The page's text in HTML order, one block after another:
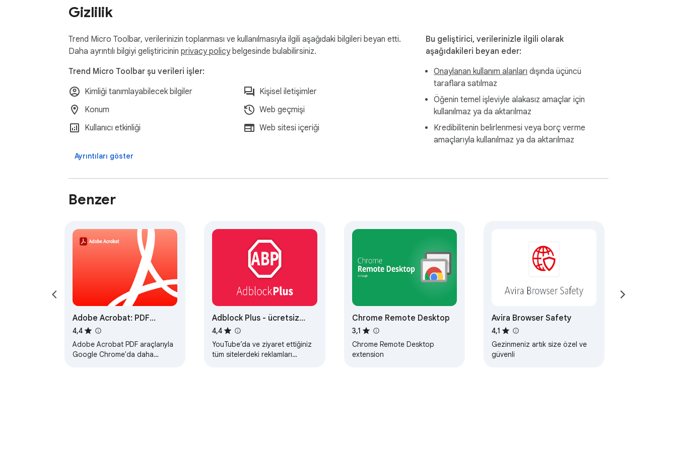
Gizlilik
Trend Micro Toolbar, verilerinizin toplanması ve kullanılmasıyla ilgili aşağıdaki bilgileri beyan etti.
Daha ayrıntılı bilgiyi geliştiricinin privacy policybelgesinde bulabilirsiniz.
Trend Micro Toolbar şu verileri işler:
Kimliği tanımlayabilecek bilgiler
Kişisel iletişimler
Konum
Web geçmişi
Kullanıcı etkinliği
Web sitesi içeriği
Ayrıntıları göster
Bu geliştirici, verilerinizle ilgili olarak
aşağıdakileri beyan eder:
Onaylanan kullanım alanları dışında üçüncü
taraflara satılmaz
Öğenin temel işleviyle alakasız amaçlar için
kullanılmaz ya da aktarılmaz
Kredibilitenin belirlenmesi veya borç verme
amaçlarıyla kullanılmaz ya da aktarılmaz
Benzer
Adobe Acrobat: PDF
düzenleme, dönüştürme,
imzalama araçları
4,4
Adobe Acrobat PDF araçlarıyla
Google Chrome'da daha
Adblock Plus - ücretsiz
reklam engelleyici
4,4
YouTube’da ve ziyaret ettiğiniz
tüm sitelerdeki reklamları
Chrome Remote Desktop
3,1
Chrome Remote Desktop
extension
Avira Browser Safety
4,1
Gezinmeniz artık size özel ve
güvenli